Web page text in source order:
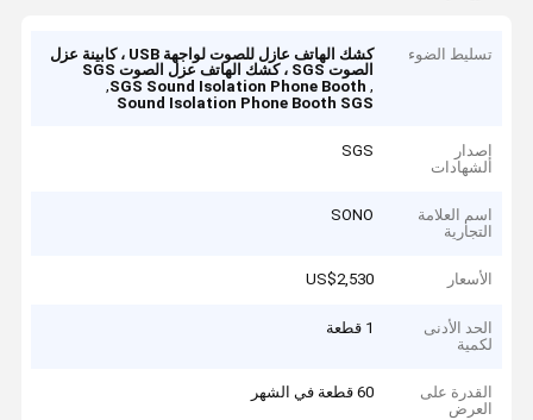
تسليط الضوء
كشك الهاتف عازل للصوت لواجهة USB ، كابينة عزل
الصوت SGS ، كشك الهاتف عزل الصوت SGS
,
SGS Sound Isolation Phone Booth
,
Sound Isolation Phone Booth SGS
إصدار
الشهادات
SGS
اسم العلامة
التجارية
SONO
الأسعار US$2,530
الحد الأدنى
لكمية
1 قطعة
القدرة على
العرض
60 قطعة في الشهر